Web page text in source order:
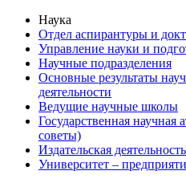
Наука
Отдел аспирантуры и
Управление науки и
Научные подразделения
Основные результаты
деятельности
Ведущие научные школы
Государственная научная
советы)
Издательская деятельность
Университет –